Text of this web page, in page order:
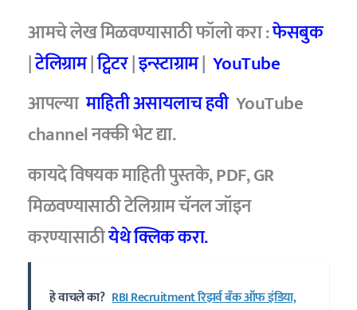
आमचे लेख मिळवण्यासाठी फॉलो करा :फेसबुक
|टेलिग्राम|ट्विटर|इन्स्टाग्राम| YouTube
आपल्यामाहिती असायलाच हवीYouTube
channel नक्की भेट द्या.
कायदे विषयक माहिती पुस्तके, PDF, GR
मिळवण्यासाठी टेलिग्राम चॅनल जॉइन
करण्यासाठीयेथे क्लिक करा.
हे वाचले का? RBI Recruitment रिझर्व बँक ऑफ इंडिया,